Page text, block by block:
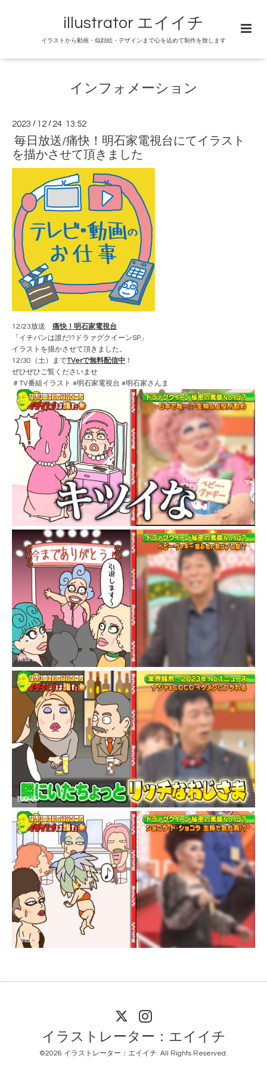
illustrator エイイチ
イラストから動画・似顔絵・デザインまで心を込めて制作を致します
インフォメーション
2023 / 12 / 24 13:52
毎日放送/痛快！明石家電視台にてイラスト
を描かさせて頂きました
12/23放送 痛快！明石家電視台
「イチバンは誰だ!?ドラァグクイーンSP」
イラストを描かさせて頂きました。
12/30（土）までTVerで無料配信中 ！
ぜひぜひご覧くださいませ
＃TV番組イラスト #明石家電視台 #明石家さんま
イラストレーター：エイイチ
©2026 イラストレーター：エイイチ. All Rights Reserved.